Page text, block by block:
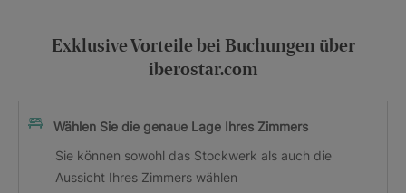
Exklusive Vorteile bei Buchungen über
iberostar.com
Wählen Sie die genaue Lage Ihres Zimmers
Sie können sowohl das Stockwerk als auch die
Aussicht Ihres Zimmers wählen